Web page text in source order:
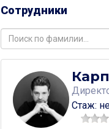
Москва, проспект
Прокшино
Сотрудники
Стаж: